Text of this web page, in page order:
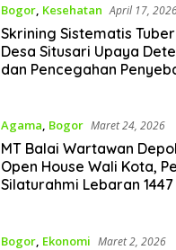
Bogor, Kesehatan April 17,
Skrining Sistematis
Desa Situsari Upaya
dan Pencegahan
Agama, Bogor Maret 24, 2026
MT Balai Wartawan
Open House Wali Kota,
Silaturahmi Lebaran 1447
Bogor, Ekonomi Maret 2, 2026